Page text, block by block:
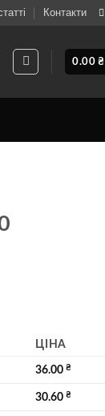
Контакти
0.00₴
ЦІНА
36.00₴
30.60₴